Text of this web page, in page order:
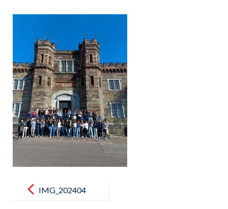
navigationIMG_202404